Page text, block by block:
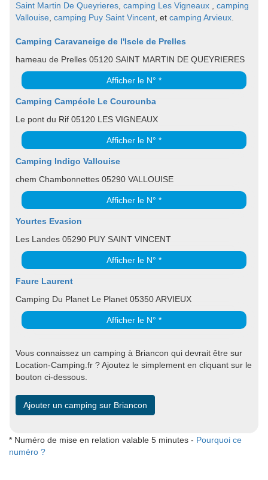
Saint Martin De Queyrieres camping Les Vigneaux
camping
Vallouise camping Puy Saint Vincent , et camping Arvieux
Camping Caravaneige de l'Iscle de Prelles
hameau de Prelles 05120 SAINT MARTIN DE QUEYRIERES
Afficher le N° *
Camping Campéole Le Courounba
Le pont du Rif 05120 LES VIGNEAUX
Afficher le N° *
Camping Indigo Vallouise
chem Chambonnettes 05290 VALLOUISE
Afficher le N° *
Yourtes Evasion
Les Landes 05290 PUY SAINT VINCENT
Afficher le N° *
Faure Laurent
Camping Du Planet Le Planet 05350 ARVIEUX
Afficher le N° *
Vous connaissez un camping à Briancon qui devrait être sur
Location-Camping.fr ? Ajoutez le simplement en cliquant sur le
bouton ci-dessous.
Ajouter un camping sur Briancon
* Numéro de mise en relation valable 5 minutes - Pourquoi ce
numéro ?